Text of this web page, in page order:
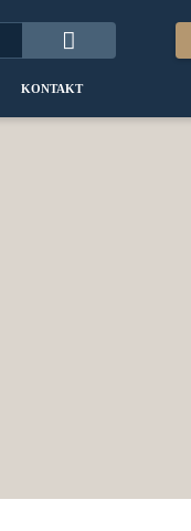
KONTAKT